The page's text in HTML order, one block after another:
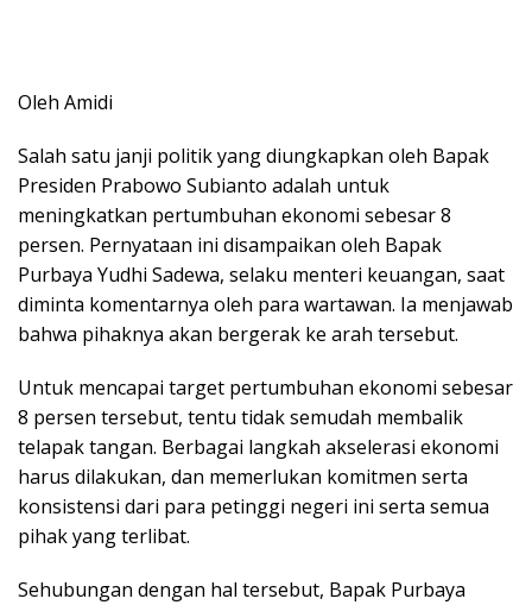
Oleh Amidi
Salah satu janji politik yang diungkapkan oleh Bapak
Presiden Prabowo Subianto adalah untuk
meningkatkan pertumbuhan ekonomi sebesar 8
persen. Pernyataan ini disampaikan oleh Bapak
Purbaya Yudhi Sadewa, selaku menteri keuangan, saat
diminta komentarnya oleh para wartawan. Ia menjawab
bahwa pihaknya akan bergerak ke arah tersebut.
Untuk mencapai target pertumbuhan ekonomi sebesar
8 persen tersebut, tentu tidak semudah membalik
telapak tangan. Berbagai langkah akselerasi ekonomi
harus dilakukan, dan memerlukan komitmen serta
konsistensi dari para petinggi negeri ini serta semua
pihak yang terlibat.
Sehubungan dengan hal tersebut, Bapak Purbaya